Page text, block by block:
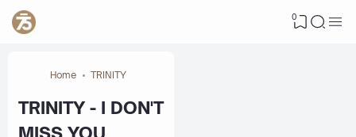
0
Home TRINITY
TRINITY - I DON'T
MISS YOU